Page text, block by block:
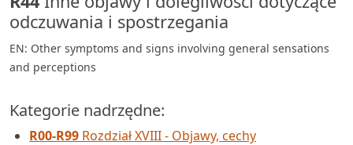
odczuwania i spostrzegania
EN: Other symptoms and signs involving general sensations
and perceptions
Kategorie nadrzędne:
R00-R99 Rozdział XVIII - Objawy, cechy